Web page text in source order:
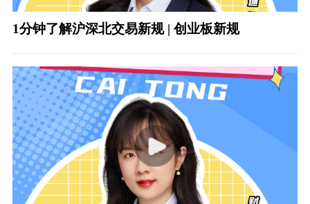
1分钟了解沪深北交易新规 | 创业板新规